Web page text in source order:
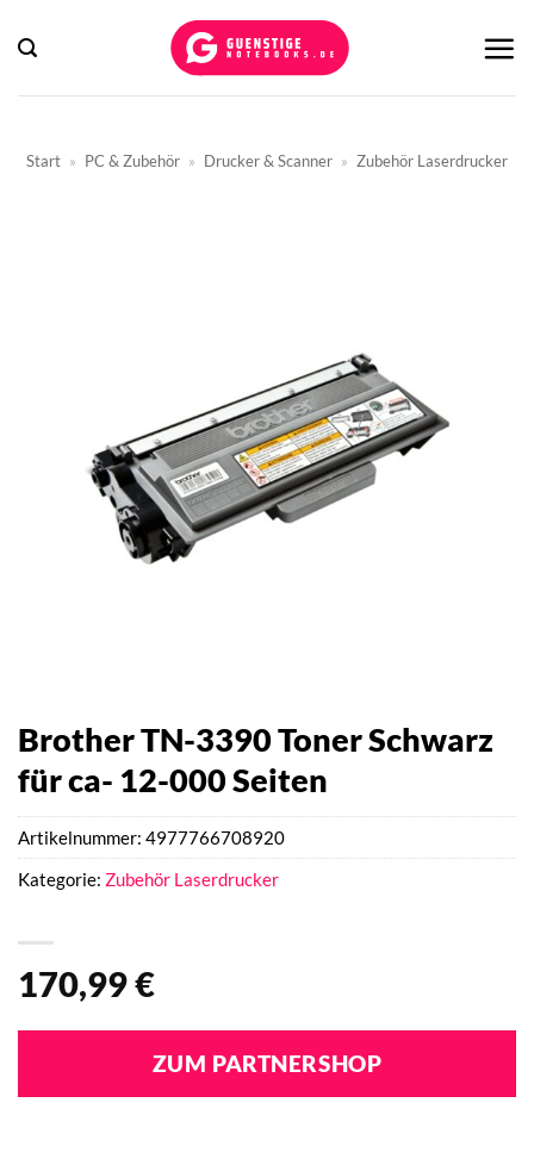
Inhalt
Start » PC & Zubehör » Drucker & Scanner » Zubehör Laserdrucker
Brother TN-3390 Toner Schwarz
für ca- 12-000 Seiten
170,99€
ZUM PARTNERSHOP
Artikelnummer: 4977766708920
Kategorie: Zubehör Laserdrucker